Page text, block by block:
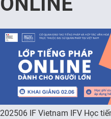
202506 IF Vietnam IFV Học